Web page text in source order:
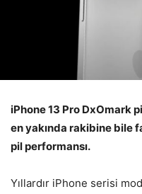
iPhone 13 Pro DxOmark
en yakında rakibine bile
pil performansı.
Yıllardır iPhone serisi